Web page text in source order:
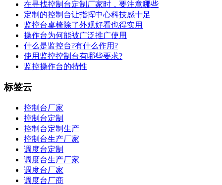
在寻找控制台定制厂家时，要注意哪些
定制的控制台让指挥中心科技感十足
监控台桌椅除了外观好看也得实用
操作台为何能被广泛推广使用
什么是监控台?有什么作用?
使用监控控制台有哪些要求?
监控操作台的特性
标签云
控制台厂家
控制台定制
控制台定制生产
控制台生产厂家
调度台定制
调度台生产厂家
调度台厂家
调度台厂商